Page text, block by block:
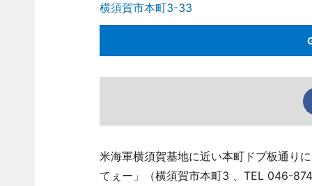
横須賀市本町3-33
米海軍横須賀基地に近い本町ドブ板通り
てぇー」（横須賀市本町3 、TEL 046-